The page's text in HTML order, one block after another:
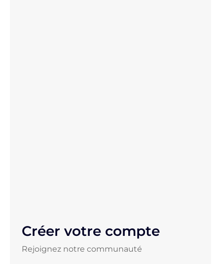
Créer votre compte
Rejoignez notre communauté